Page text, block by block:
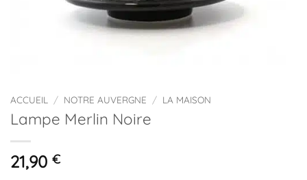
ACCUEIL / NOTRE AUVERGNE / LA MAISON
Lampe Merlin Noire
21,90 €